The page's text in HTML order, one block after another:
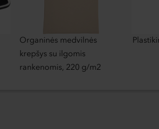
Organinės medvilnės
krepšys su ilgomis
rankenomis, 220 g/m2